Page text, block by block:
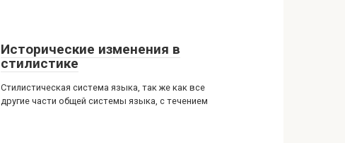
Исторические изменения в
стилистике
Стилистическая система языка, так же как все
другие части общей системы языка, с течением